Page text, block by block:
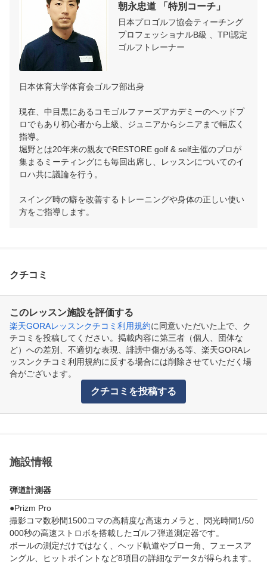
朝永忠道 「特別コーチ」
日本プロゴルフ協会ティーチング
プロフェッショナルB級 、TPI認定
ゴルフトレーナー
日本体育大学体育会ゴルフ部出身
現在、中目黒にあるコモゴルファーズアカデミーのヘッドプ
ロでもあり初心者から上級、ジュニアからシニアまで幅広く
指導。
堀野とは20年来の親友でRESTORE golf & self主催のプロが
集まるミーティングにも毎回出席し、レッスンについてのイ
ロハ共に議論を行う。
スイング時の癖を改善するトレーニングや身体の正しい使い
方をご指導します。
クチコミ
このレッスン施設を評価する
楽天GORAレッスンクチコミ利用規約に同意いただいた上で、ク
チコミを投稿してください。掲載内容に第三者（個人、団体な
ど）への差別、不適切な表現、誹謗中傷がある等、楽天GORAレ
ッスンクチコミ利用規約に反する場合には削除させていただく場
合がございます。
クチコミを投稿する
施設情報
弾道計測器
●Prizm Pro
撮影コマ数秒間1500コマの高精度な高速カメラと、閃光時間1/50
000秒の高速ストロボを搭載したゴルフ弾道測定器です。
ボールの測定だけではなく、ヘッド軌道やブロー角、フェースア
ングル、ヒットポイントなど8項目の詳細なデータが得られます。